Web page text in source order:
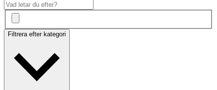
Filtrera efter kategori